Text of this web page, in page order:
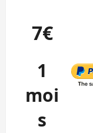
7€
1
moi
s